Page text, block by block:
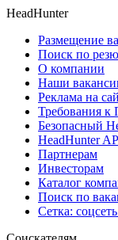
HeadHunter
Размещение
Поиск по
О компании
Наши
Реклама на
Требования к
Безопасный
HeadHunter
Партнерам
Инвесторам
Каталог
Поиск по
Сетка: